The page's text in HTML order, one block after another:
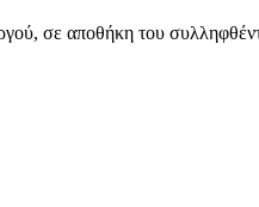
σε αποθήκη του